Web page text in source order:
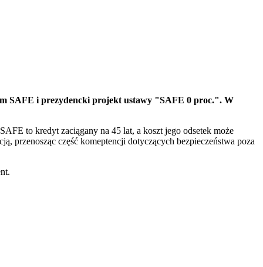
SAFE i prezydencki projekt ustawy "SAFE 0 proc.". W
to kredyt zaciągany na 45 lat, a koszt jego odsetek może
przenosząc część komeptencji dotyczących bezpieczeństwa poza